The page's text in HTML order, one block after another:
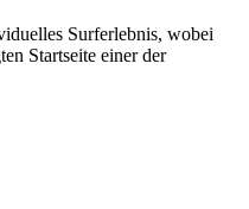
Surferlebnis, wobei
Startseite einer der